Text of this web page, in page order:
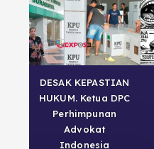
DESAK KEPASTIAN
HUKUM. Ketua DPC
Perhimpunan
Advokat
Indonesia